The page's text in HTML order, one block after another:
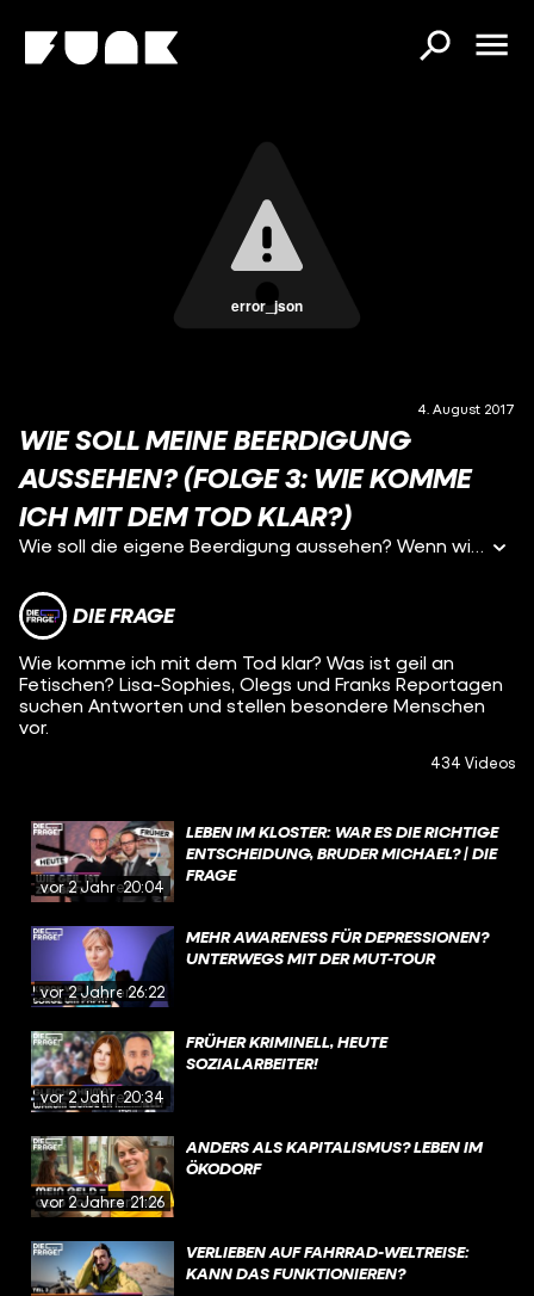
error_json
4. August 2017
WIE SOLL MEINE BEERDIGUNG
AUSSEHEN? (FOLGE 3: WIE KOMME
ICH MIT DEM TOD KLAR?)
Wie soll die eigene Beerdigung aussehen? Wenn wir überhaupt über den Tod nachdenken, dann am ehesten darüber. Soll es eine Erdbestattung sein oder eine Einäscherung? Und welcher Song soll während der Bestattung laufen?
DIE FRAGE
Wie komme ich mit dem Tod klar? Was ist geil an
Fetischen? Lisa-Sophies, Olegs und Franks Reportagen
suchen Antworten und stellen besondere Menschen
vor.
434 Videos
vor 2 Jahren20:04
LEBEN IM KLOSTER: WAR ES DIE RICHTIGE
ENTSCHEIDUNG, BRUDER MICHAEL? | DIE
FRAGE
vor 2 Jahren26:22
MEHR AWARENESS FÜR DEPRESSIONEN?
UNTERWEGS MIT DER MUT-TOUR
vor 2 Jahren20:34
FRÜHER KRIMINELL, HEUTE
SOZIALARBEITER!
vor 2 Jahren21:26
ANDERS ALS KAPITALISMUS? LEBEN IM
ÖKODORF
VERLIEBEN AUF FAHRRAD-WELTREISE:
KANN DAS FUNKTIONIEREN?